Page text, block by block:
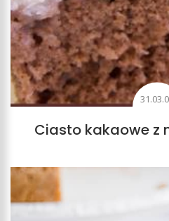
Ciasto kakaowe z